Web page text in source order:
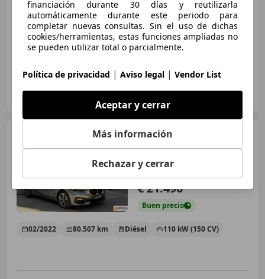
Preciojusto
07/2021 97.184 km Diésel 140 kW (190 CV)
BMW 118
€ 21.490
Buen precio
02/2022 80.507 km Diésel 110 kW (150 CV)
financiación durante 30 días y reutilizarla
automáticamente durante este periodo para
completar nuevas consultas. Sin el uso de dichas
cookies/herramientas, estas funciones ampliadas no
se pueden utilizar total o parcialmente.
Política de privacidad | Aviso legal | Vendor List
Aceptar y cerrar
Más información
Rechazar y cerrar